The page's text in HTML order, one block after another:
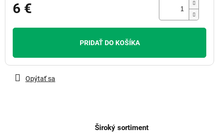
6 €
PRIDAŤ DO KOŠÍKA
Opýtať sa
Široký sortiment